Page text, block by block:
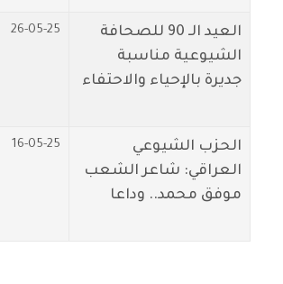
العيد الـ 90 للصحافة
الشيوعية مناسبة
جديرة بالإحياء والاحتفاء
26-05-25
الحزب الشيوعي
العراقي: شاعر الشعب
موفق محمد.. وداعا
16-05-25